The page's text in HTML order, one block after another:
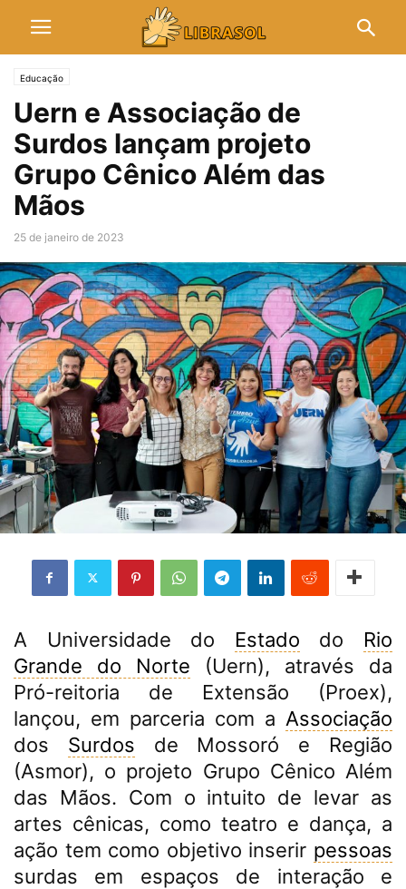
Educação
Uern e Associação de
Surdos lançam projeto
Grupo Cênico Além das
Mãos
25 de janeiro de 2023
A Universidade do Estado do Rio
Grande do Norte (Uern), através da
Pró-reitoria de Extensão (Proex),
lançou, em parceria com a Associação
dos Surdos de Mossoró e Região
(Asmor), o projeto Grupo Cênico Além
das Mãos. Com o intuito de levar as
artes cênicas, como teatro e dança, a
ação tem como objetivo inserir pessoas
surdas em espaços de interação e